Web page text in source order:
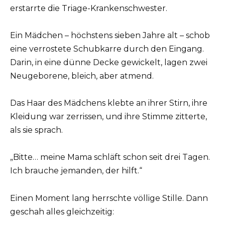
erstarrte die Triage-Krankenschwester.
Ein Mädchen – höchstens sieben Jahre alt – schob
eine verrostete Schubkarre durch den Eingang.
Darin, in eine dünne Decke gewickelt, lagen zwei
Neugeborene, bleich, aber atmend.
Das Haar des Mädchens klebte an ihrer Stirn, ihre
Kleidung war zerrissen, und ihre Stimme zitterte,
als sie sprach.
„Bitte… meine Mama schläft schon seit drei Tagen.
Ich brauche jemanden, der hilft.“
Einen Moment lang herrschte völlige Stille. Dann
geschah alles gleichzeitig: